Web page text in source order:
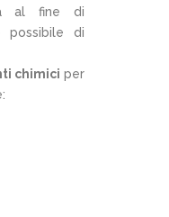
al fine di
possibile di
chimici per